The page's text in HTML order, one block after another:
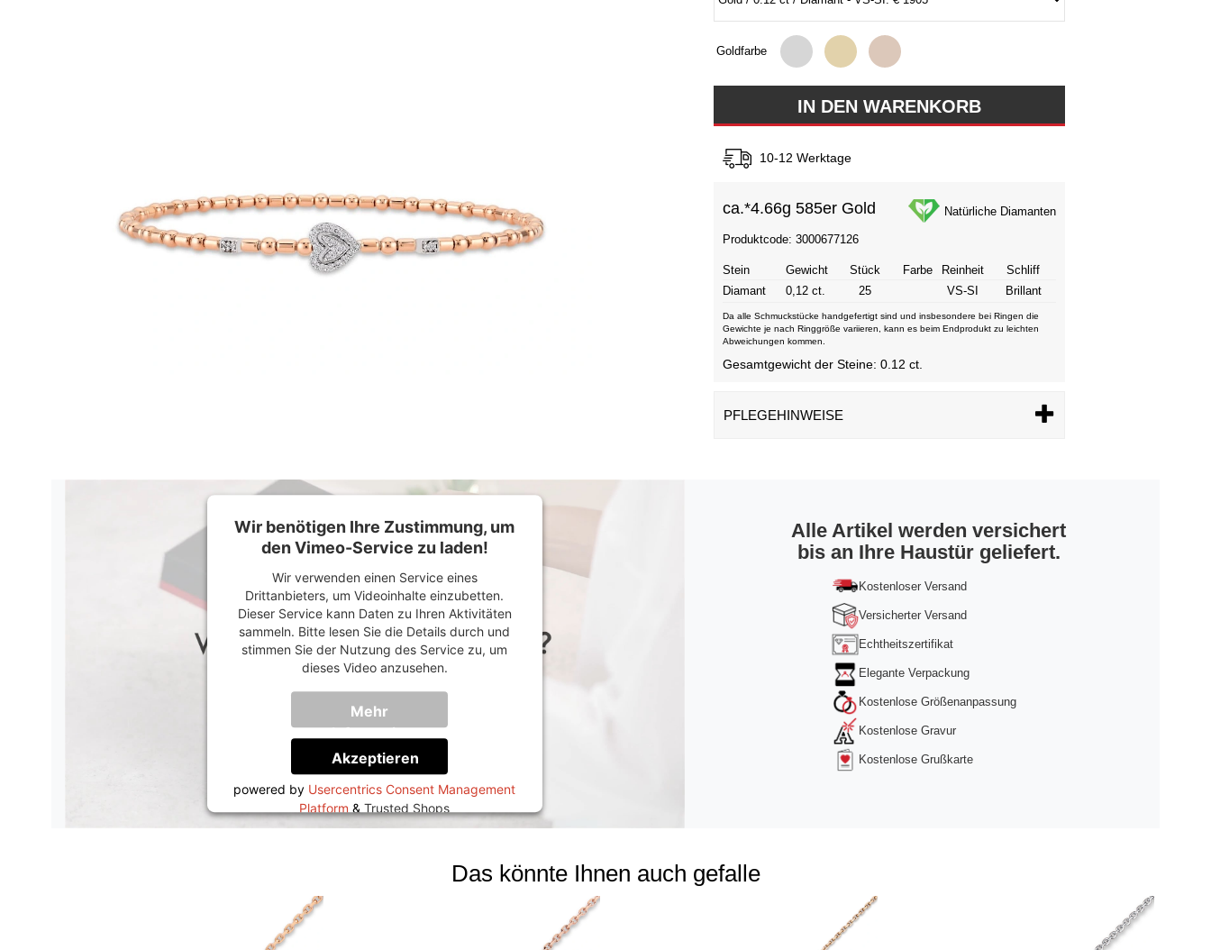
Goldfarbe
10-12 Werktage
ca.*4.66g 585er Gold Natürliche Diamanten
Produktcode: 3000677126
Stein Gewicht Stück Farbe Reinheit
Schliff
Diamant
0,12 ct. 25 VS-SI Brillant
Da alle Schmuckstücke handgefertigt sind und insbesondere bei Ringen die
Gewichte je nach Ringgröße variieren, kann es beim Endprodukt zu leichten
Abweichungen kommen.
Gesamtgewicht der Steine: 0.12 ct.
PFLEGEHINWEISE
Wir benötigen Ihre Zustimmung, um
den Vimeo-Service zu laden!
Wir verwenden einen Service eines
Drittanbieters, um Videoinhalte einzubetten.
Dieser Service kann Daten zu Ihren Aktivitäten
sammeln. Bitte lesen Sie die Details durch und
stimmen Sie der Nutzung des Service zu, um
dieses Video anzusehen.
Mehr
Informationen
Akzeptieren
powered by Usercentrics Consent Management
Platform&Trusted Shops
Alle Artikel werden versichert
bis an Ihre Haustür geliefert.
Kostenloser Versand
Versicherter Versand
Echtheitszertifikat
Elegante Verpackung
Kostenlose Größenanpassung
Kostenlose Gravur
Kostenlose Grußkarte
Das könnte Ihnen auch gefalle